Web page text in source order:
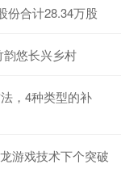
份合计28.34万股
悠长兴乡村
，4种类型的补
游戏技术下个突破